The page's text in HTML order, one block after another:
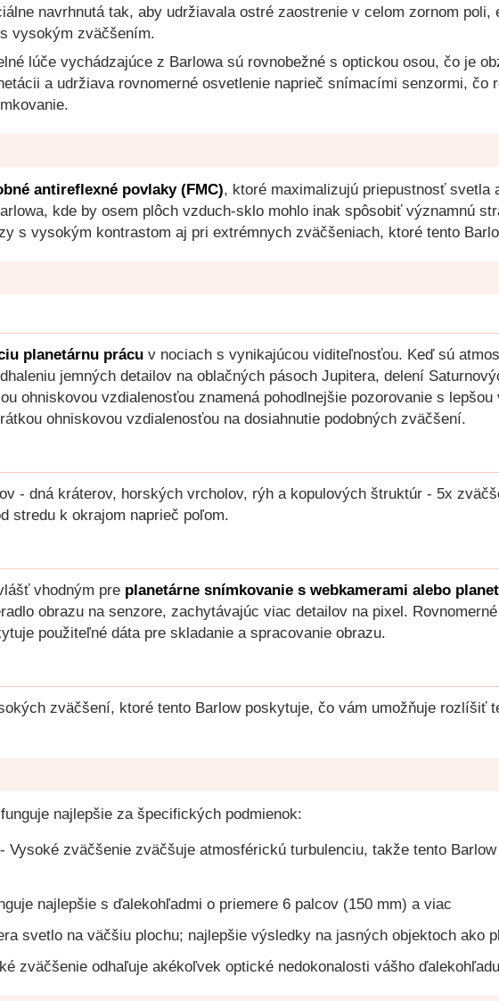
navrhnutá tak, aby udržiavala ostré zaostrenie v celom zornom
vysokým zväčšením.
lúče vychádzajúce z Barlowa sú rovnobežné s optickou osou, čo je
a udržiava rovnomerné osvetlenie naprieč snímacími senzormi, čo
antireflexné povlaky (FMC), ktoré maximalizujú priepustnosť svetla
kde by osem plôch vzduch-sklo mohlo inak spôsobiť významnú
s vysokým kontrastom aj pri extrémnych zväčšeniach, ktoré tento
planetárnu prácu v nociach s vynikajúcou viditeľnosťou. Keď sú
jemných detailov na oblačných pásoch Jupitera, delení
ohniskovou vzdialenosťou znamená pohodlnejšie pozorovanie s
ohniskovou vzdialenosťou na dosiahnutie podobných zväčšení.
- dná kráterov, horských vrcholov, rýh a kopulových štruktúr - 5x
stredu k okrajom naprieč poľom.
vhodným pre planetárne snímkovanie s webkamerami alebo
obrazu na senzore, zachytávajúc viac detailov na pixel.
použiteľné dáta pre skladanie a spracovanie obrazu.
zväčšení, ktoré tento Barlow poskytuje, čo vám umožňuje rozlíšiť
najlepšie za špecifických podmienok:
- Vysoké zväčšenie zväčšuje atmosférickú turbulenciu, takže tento
najlepšie s ďalekohľadmi o priemere 6 palcov (150 mm) a viac
svetlo na väčšiu plochu; najlepšie výsledky na jasných objektoch ako
zväčšenie odhaľuje akékoľvek optické nedokonalosti vášho ďalekohľadu